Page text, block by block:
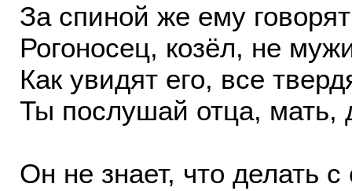
За спиной же ему
Рогоносец, козёл, не
Как увидят его, все
Ты послушай отца, мать,
Он не знает, что делать с